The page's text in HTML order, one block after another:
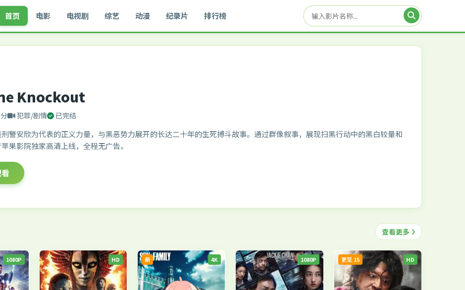
首页 电影 电视剧 综艺 动漫 纪录片 排行榜
Knockout
犯罪/剧情 已完结
警安欣为代表的正义力量，与黑恶势力展开的长达二十年的生死搏斗故事。通过群像叙事，展现扫黑行动中的黑白较量和
果影院独家高清上线，全程无广告。
查看更多
1080P HD 4K
新 1080P HD
更至 15